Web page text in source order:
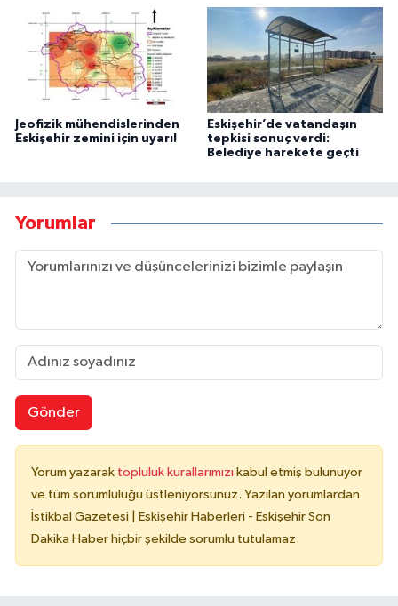
Jeofizik mühendislerinden
Eskişehir zemini için uyarı!
Eskişehir’de vatandaşın
tepkisi sonuç verdi:
Belediye harekete geçti
Yorumlar
Gönder
Yorum yazarak topluluk kurallarımızı kabul etmiş bulunuyor
ve tüm sorumluluğu üstleniyorsunuz. Yazılan yorumlardan
İstikbal Gazetesi | Eskişehir Haberleri - Eskişehir Son
Dakika Haber hiçbir şekilde sorumlu tutulamaz.